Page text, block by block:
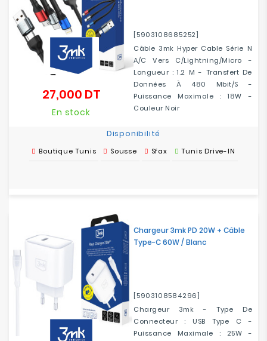
[5903108685252]
Câble 3mk Hyper Cable Série N
A/C Vers C/Lightning/Micro -
Longueur : 1.2 M - Transfert De
Données À 480 Mbit/s -
Puissance Maximale : 18W -
Couleur Noir
27,000 DTPrix
En stock
Disponibilité
Boutique Tunis Sousse Sfax Tunis Drive-IN
Chargeur 3mk PD 20W + Câble
Type-C 60W / Blanc
[5903108584296]
Chargeur 3mk - Type De
Connecteur : USB Type C -
Puissance Maximale : 25W -